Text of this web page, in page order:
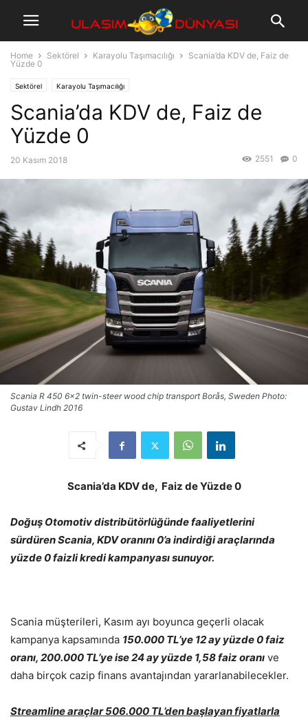
Home Sektörel Karayolu Taşımacılığı
Scania’da KDV de, Faiz de
Yüzde 0
Sektörel Karayolu Taşımacılığı
Scania’da KDV de, Faiz de
Yüzde 0
20 Kasım 2018 0
2551
Scania R 450 6x2 twin-steer wood chip transport Borås, Sweden Photo:
Gustav Lindh 2016
Scania’da KDV de, Faiz de Yüzde 0
Doğuş Otomotiv distribütörlüğünde faaliyetlerini
sürdüren Scania, KDV oranını 0’a indirdiği araçlarında
yüzde 0 faizli kredi kampanyası sunuyor.
Scania müşterileri, Kasım ayı boyunca geçerli olacak
kampanya kapsamında 150.000 TL’ye 12 ay yüzde 0 faiz
oranı, 200.000 TL’ye ise 24 ay yüzde 1,58 faiz oranı ve
daha birçok cazip finans avantajından yararlanabilecekler.
Streamline araçlar 506.000 TL’den başlayan fiyatlarla